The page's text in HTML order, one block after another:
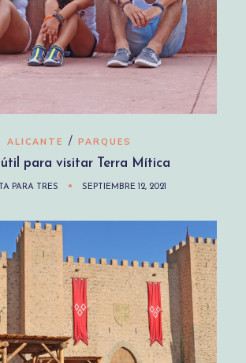
ALICANTE / PARQUES
para visitar Terra Mítica
PARA TRES SEPTIEMBRE 12, 2021